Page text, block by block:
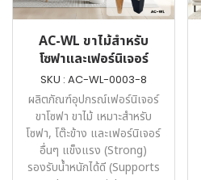
AC-WL ขาไม้สำหรับ
โซฟาและเฟอร์นิเจอร์
SKU : AC-WL-0003-8
ผลิตภัณฑ์อุปกรณ์เฟอร์นิเจอร์
ขาโซฟา ขาไม้ เหมาะสำหรับ
โซฟา, โต๊ะข้าง และเฟอร์นิเจอร์
อื่นๆ แข็งแรง (Strong)
รองรับน้ำหนักได้ดี (Supports